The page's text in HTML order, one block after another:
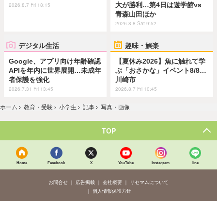
2026.8.7 Fri 18:15
大が勝利…第4日は遊学館vs
青森山田ほか
2026.8.8 Sat 9:52
デジタル生活
Google、アプリ向け年齢確認
APIを年内に世界展開…未成年
者保護を強化
2026.7.31 Fri 13:45
趣味・娯楽
【夏休み2026】魚に触れて学
ぶ「おさかな」イベント8/8…
川崎市
2026.8.7 Fri 10:45
ホーム › 教育・受験 › 小学生 › 記事 › 写真・画像
TOP
Home Facebook X YouTube Instagram line
お問合せ 広告掲載 会社概要
リセマムについて
個人情報保護方針